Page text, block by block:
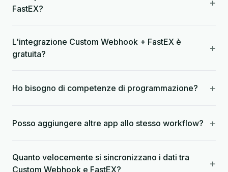
FastEX?
+
L'integrazione Custom Webhook + FastEX è
gratuita?
+
Ho bisogno di competenze di programmazione? +
Posso aggiungere altre app allo stesso workflow? +
Quanto velocemente si sincronizzano i dati tra
Custom Webhook e FastEX?
+